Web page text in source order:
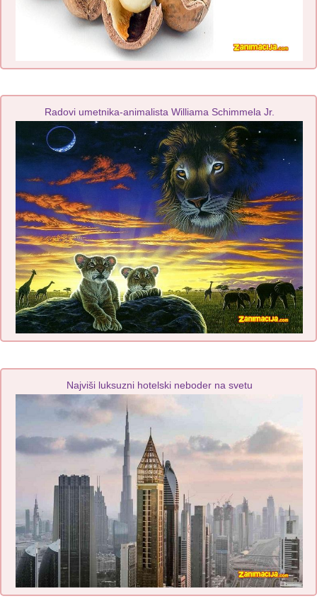
Radovi umetnika-animalista Williama Schimmela Jr.
Najviši luksuzni hotelski neboder na svetu